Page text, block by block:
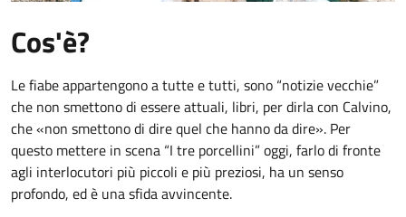
Cos'è?
Le fiabe appartengono a tutte e tutti, sono “notizie vecchie”
che non smettono di essere attuali, libri, per dirla con Calvino,
che «non smettono di dire quel che hanno da dire». Per
questo mettere in scena “I tre porcellini” oggi, farlo di fronte
agli interlocutori più piccoli e più preziosi, ha un senso
profondo, ed è una sfida avvincente.